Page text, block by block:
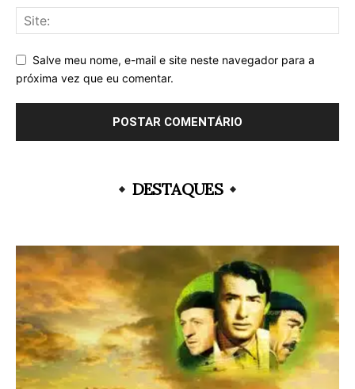
Salve meu nome, e-mail e site neste navegador para a
próxima vez que eu comentar.
DESTAQUES